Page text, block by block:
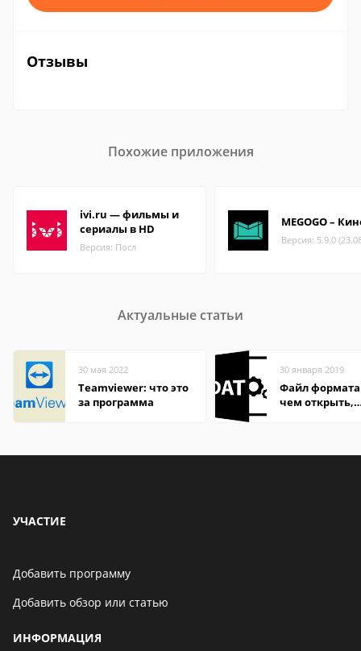
Отзывы
Похожие приложения
ivi.ru — фильмы и
сериалы в HD
Версия: Посл
MEGOGO –
Версия: 5.9.0
Актуальные статьи
30 мая 2022
Teamviewer: что это
за программа
30 января 2019
Файл формата
чем открыть,
УЧАСТИЕ
Добавить программу
Добавить обзор или статью
ИНФОРМАЦИЯ